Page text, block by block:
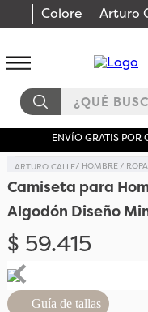
Colore Arturo
¿QUÉ BUSCAS?
ENVÍO GRATIS
HOMBRE ROPA
Camiseta para
Algodón Diseño
$ 59.415
Guía de tallas